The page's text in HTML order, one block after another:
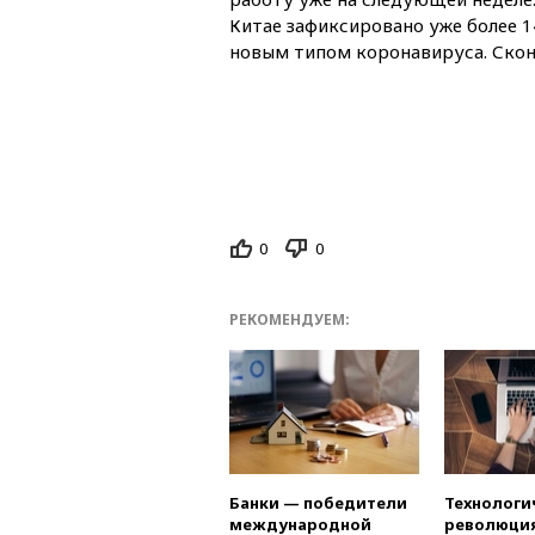
Китае зафиксировано уже более
новым типом коронавируса.
0 0
РЕКОМЕНДУЕМ:
Банки — победители
международной